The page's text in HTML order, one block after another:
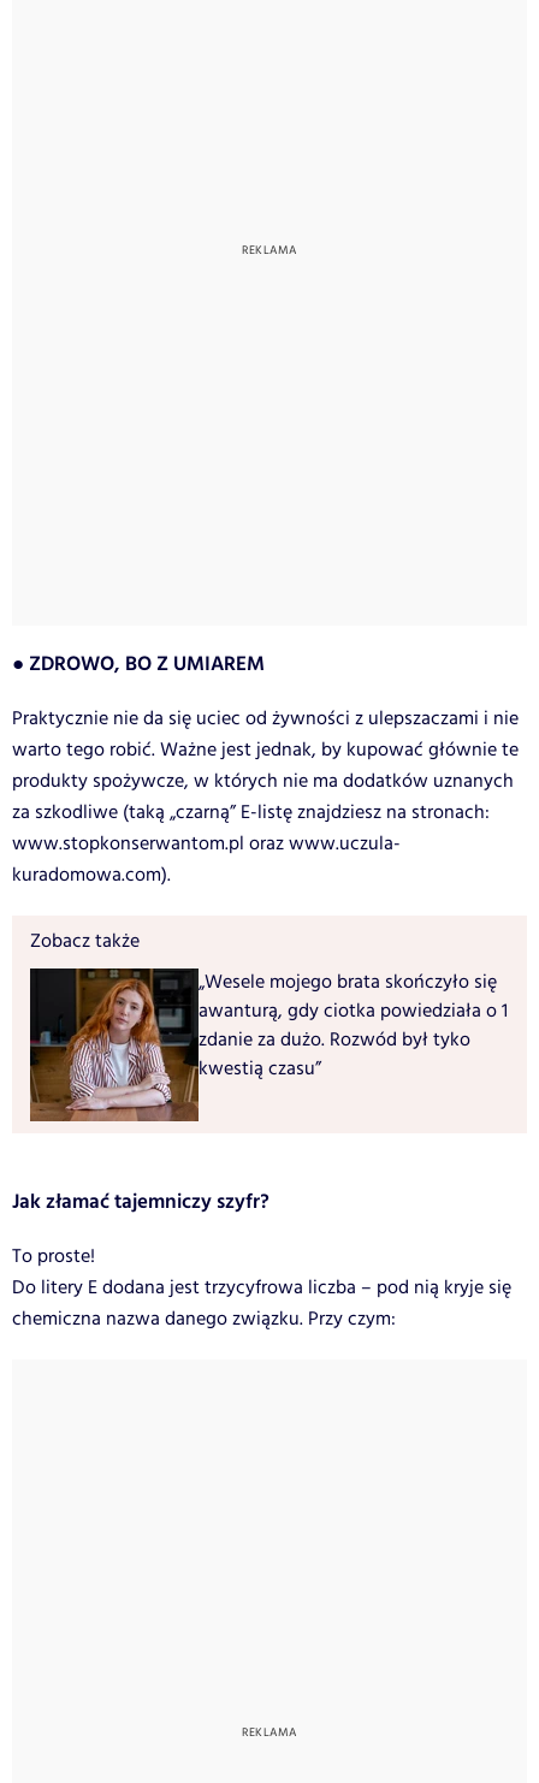
● ZDROWO, BO Z UMIAREM
Praktycznie nie da się uciec od żywności z ulepszaczami i nie
warto tego robić. Ważne jest jednak, by kupować głównie te
produkty spożywcze, w których nie ma dodatków uznanych
za szkodliwe (taką „czarną” E-listę znajdziesz na stronach:
www.stopkonserwantom.pl oraz www.uczula-
kuradomowa.com).
Zobacz także
„Wesele mojego brata skończyło się
awanturą, gdy ciotka powiedziała o 1
zdanie za dużo. Rozwód był tyko
kwestią czasu”
Jak złamać tajemniczy szyfr?
To proste!
Do litery E dodana jest trzycyfrowa liczba – pod nią kryje się
chemiczna nazwa danego związku. Przy czym: